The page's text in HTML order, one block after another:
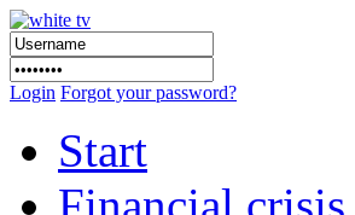
Login Forgot your password?
Start